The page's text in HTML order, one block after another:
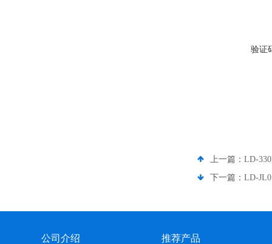
验证
上一篇： LD-
下一篇： LD-
公司介绍 推荐产品